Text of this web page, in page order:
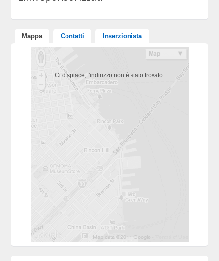
Mappa Contatti Inserzionista
Ci dispiace, l'indirizzo non è stato trovato.